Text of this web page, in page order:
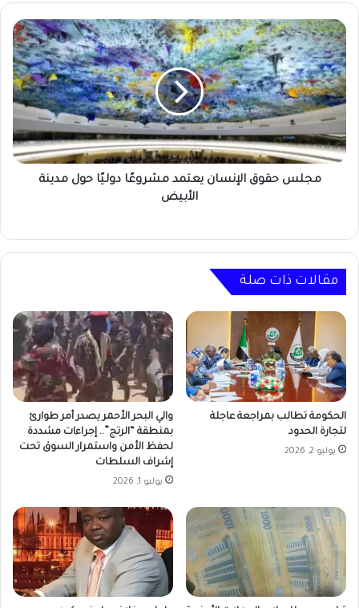
مجلس
حقوق
الإنسان
يعتمد
مشروعًا
دوليًا
مدينة
الأبيض
مجلس حقوق الإنسان يعتمد مشروعًا دوليًا حول مدينة
الأبيض
مقالات ذات صلة
الحكومة تطالب بمراجعة عاجلة
لتجارة الحدود
يوليو 2, 2026
والي البحر الأحمر يصدر أمر طوارئ
بمنطقة “الرتج”.. إجراءات مشددة
لحفظ الأمن واستمرار السوق تحت
إشراف السلطات
يوليو 1, 2026